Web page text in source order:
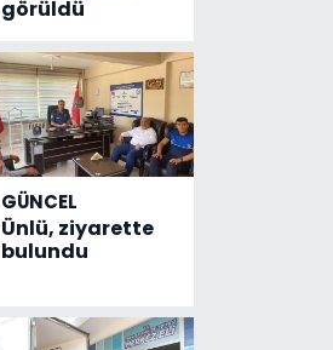
görüldü
GÜNCEL
Ünlü, ziyarette
bulundu